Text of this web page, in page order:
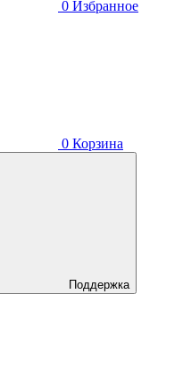
0 Избранное
0 Корзина
Поддержка